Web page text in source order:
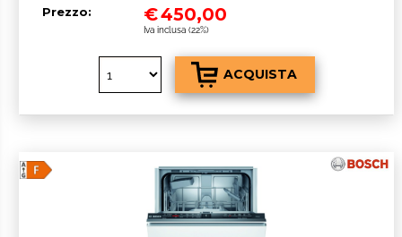
Prezzo: €450,00
Iva inclusa (22%)